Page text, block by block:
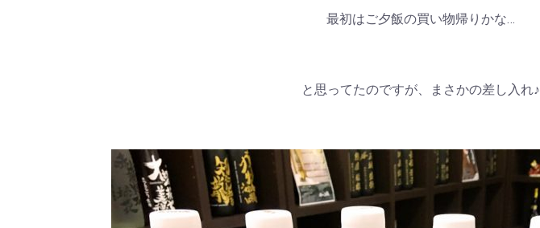
最初はご夕飯の買い物帰りかな…
と思ってたのですが、まさかの差し入れ♪